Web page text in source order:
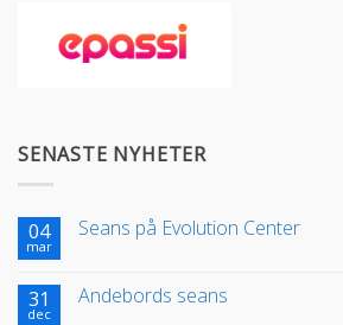
SENASTE NYHETER
04
mar
Seans på Evolution Center
31
dec
Andebords seans